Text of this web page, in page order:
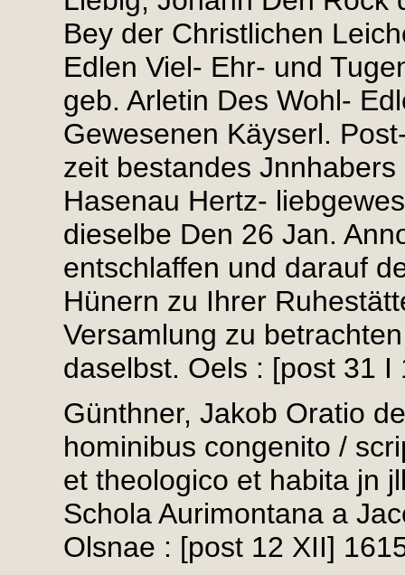
Bey der Christlichen
Edlen Viel- Ehr- und
geb. Arletin Des Wohl-
Gewesenen Käyserl.
zeit bestandes
Hasenau Hertz-
dieselbe Den 26 Jan.
entschlaffen und darauf
Hünern zu Ihrer
Versamlung zu
daselbst. Oels : [post 31 I
Günthner, Jakob Oratio
hominibus congenito /
et theologico et habita jn
Schola Aurimontana a
Olsnae : [post 12 XII]